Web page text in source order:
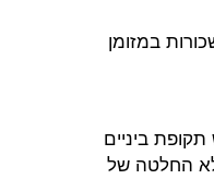
במזומן
ביניים
החלטה של